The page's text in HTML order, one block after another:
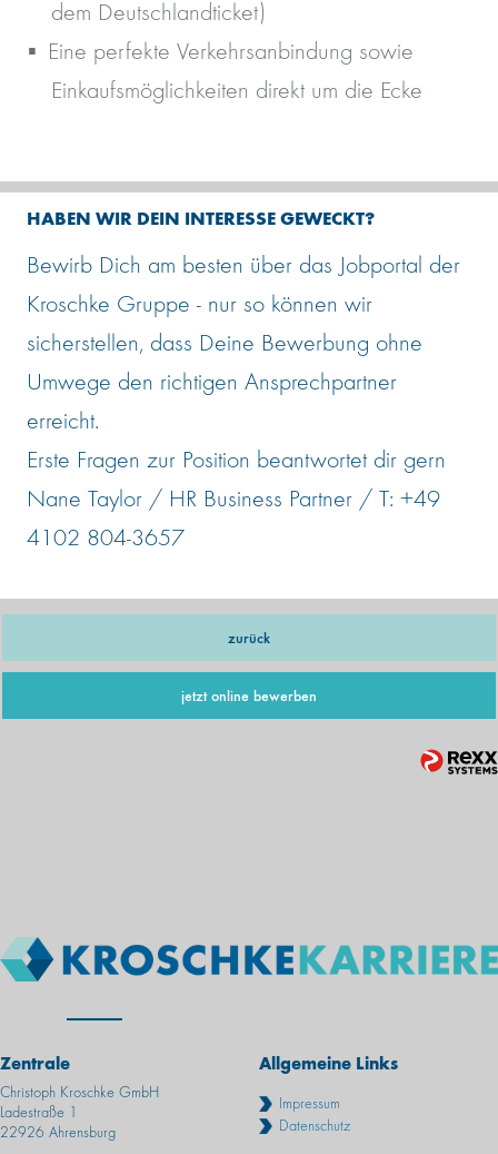
dem Deutschlandticket)
Eine perfekte Verkehrsanbindung sowie
Einkaufsmöglichkeiten direkt um die Ecke
HABEN WIR DEIN INTERESSE GEWECKT?
Bewirb Dich am besten über das Jobportal der
Kroschke Gruppe - nur so können wir
sicherstellen, dass Deine Bewerbung ohne
Umwege den richtigen Ansprechpartner
erreicht.
Erste Fragen zur Position beantwortet dir gern
Nane Taylor / HR Business Partner / T: +49
4102 804-3657
zurück
jetzt online bewerben
Zentrale
Christoph Kroschke GmbH
Ladestraße 1
22926 Ahrensburg
Allgemeine Links
Impressum
Datenschutz